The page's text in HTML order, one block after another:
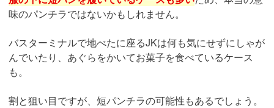
味のパンチラではないかもしれません。
バスターミナルで地べたに座るJKは何も気にせずにしゃが
んでいたり、あぐらをかいてお菓子を食べているケース
も。
割と狙い目ですが、短パンチラの可能性もあるでしょう。